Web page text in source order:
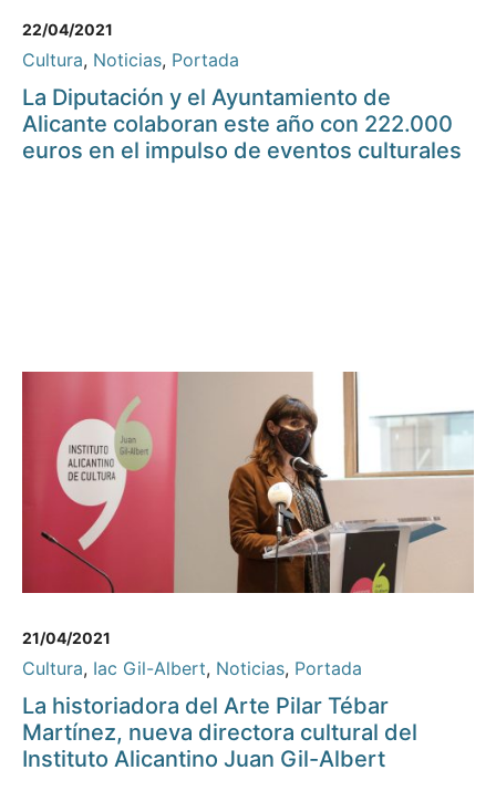
22/04/2021
Cultura, Noticias, Portada
La Diputación y el Ayuntamiento de
Alicante colaboran este año con 222.000
euros en el impulso de eventos culturales
21/04/2021
Cultura, Iac Gil-Albert, Noticias, Portada
La historiadora del Arte Pilar Tébar
Martínez, nueva directora cultural del
Instituto Alicantino Juan Gil-Albert